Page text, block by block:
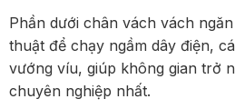
Phần dưới chân vách vách
thuật để chạy ngầm dây điện,
vướng víu, giúp không gian trở
chuyên nghiệp nhất.